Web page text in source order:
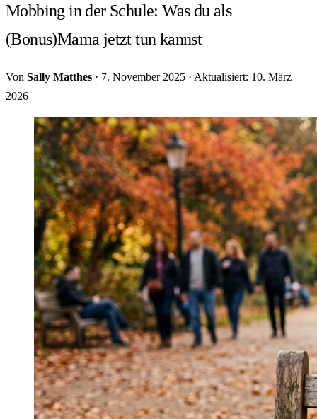
Mobbing in der Schule: Was du als
(Bonus)Mama jetzt tun kannst
Von Sally Matthes · 7. November 2025 · Aktualisiert: 10. März
2026